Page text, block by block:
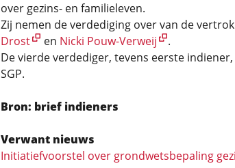
over gezins- en familieleven.
Zij nemen de verdediging over van de
Drost
en Nicki Pouw-Verweij
.
De vierde verdediger, tevens eerste
SGP.
Bron: brief indieners
Verwant nieuws
Initiatiefvoorstel over grondwetsbepaling